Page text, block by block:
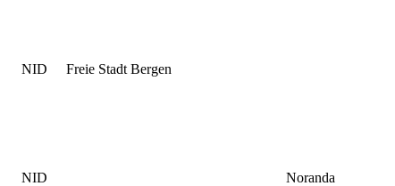
NID Freie Stadt Bergen
NID Noranda